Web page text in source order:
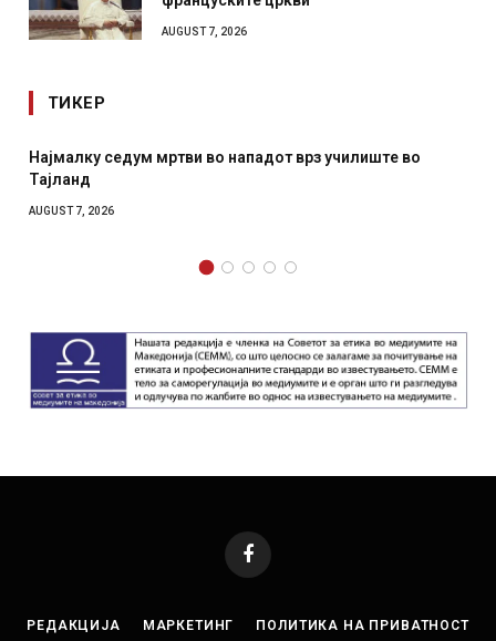
AUGUST 7, 2026
ТИКЕР
во нападот врз училиште во
СОЗИС: Украинците
Facebook
РЕДАКЦИЈА МАРКЕТИНГ ПОЛИТИКА НА ПРИВАТНОСТ